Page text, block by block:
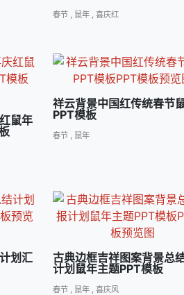
春节 鼠年 ,喜庆红
鼠年
祥云背景中国红传统春节
PPT模板
春节 鼠年
划汇
古典边框吉祥图案背景总
计划鼠年主题PPT模板
春节 鼠年 ,喜庆风